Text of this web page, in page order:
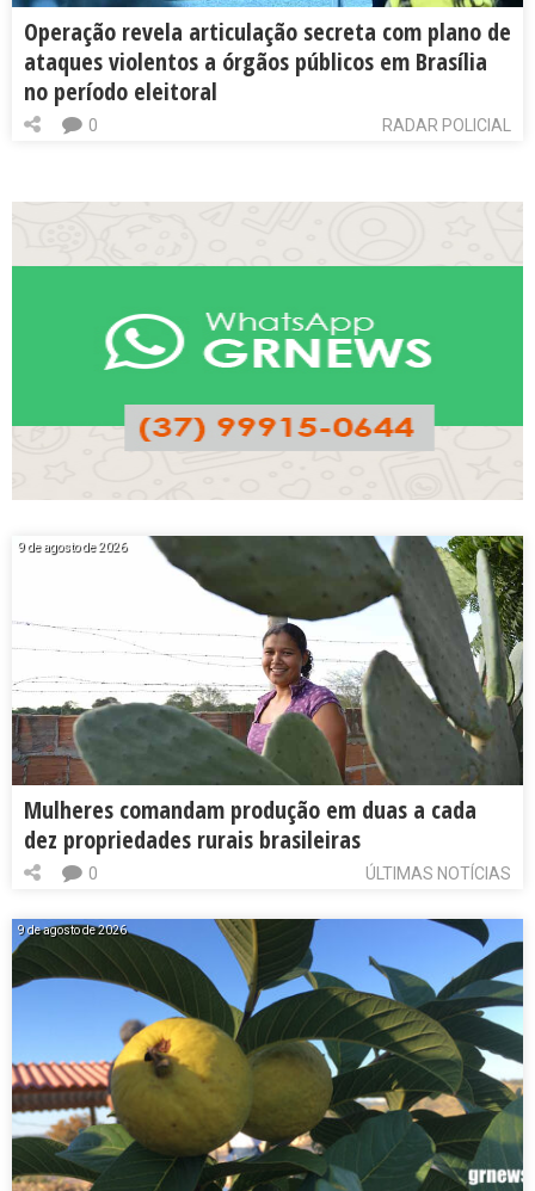
Operação revela articulação secreta com plano de
ataques violentos a órgãos públicos em Brasília
no período eleitoral
RADAR POLICIAL
0
9 de agosto de 2026
Mulheres comandam produção em duas a cada
dez propriedades rurais brasileiras
ÚLTIMAS NOTÍCIAS
0
9 de agosto de 2026